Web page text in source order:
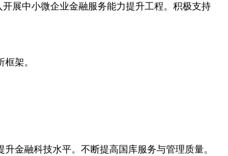
展中小微企业金融服务能力提升工程。积极支持
架。
金融科技水平。不断提高国库服务与管理质量。